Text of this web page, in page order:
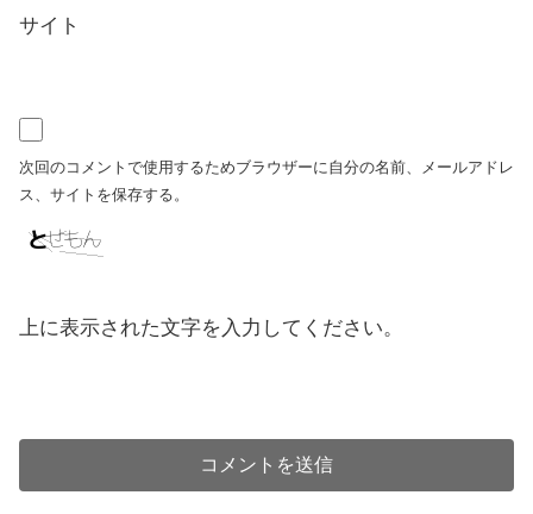
サイト
次回のコメントで使用するためブラウザーに自分の名前、メールアドレ
ス、サイトを保存する。
上に表示された文字を入力してください。